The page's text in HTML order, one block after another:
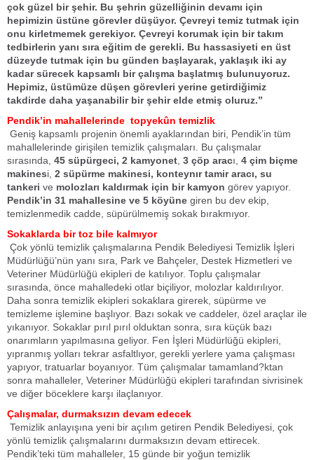
çok güzel bir şehir. Bu şehrin güzelliğinin devamı için
hepimizin üstüne görevler düşüyor. Çevreyi temiz tutmak için
onu kirletmemek gerekiyor. Çevreyi korumak için bir takım
tedbirlerin yanı sıra eğitim de gerekli. Bu hassasiyeti en üst
düzeyde tutmak için bu günden başlayarak, yaklaşık iki ay
kadar sürecek kapsamlı bir çalışma başlatmış bulunuyoruz.
Hepimiz, üstümüze düşen görevleri yerine getirdiğimiz
takdirde daha yaşanabilir bir şehir elde etmiş oluruz.”
Pendik’in mahallelerinde topyekûn temizlik
Geniş kapsamlı projenin önemli ayaklarından biri, Pendik’in tüm
mahallelerinde girişilen temizlik çalışmaları. Bu çalışmalar
sırasında, 45 süpürgeci, 2 kamyonet 3 çöp aracı, 4 çim biçme
makinesi, 2 süpürme makinesi, konteynır tamir aracı, su
tankeri ve molozları kaldırmak için bir kamyon görev yapıyor.
Pendik’in 31 mahallesine ve 5 köyüne giren bu dev ekip,
temizlenmedik cadde, süpürülmemiş sokak bırakmıyor.
Sokaklarda bir toz bile kalmıyor
Çok yönlü temizlik çalışmalarına Pendik Belediyesi Temizlik İşleri
Müdürlüğü’nün yanı sıra, Park ve Bahçeler, Destek Hizmetleri ve
Veteriner Müdürlüğü ekipleri de katılıyor. Toplu çalışmalar
sırasında, önce mahalledeki otlar biçiliyor, molozlar kaldırılıyor.
Daha sonra temizlik ekipleri sokaklara girerek, süpürme ve
temizleme işlemine başlıyor. Bazı sokak ve caddeler, özel araçlar ile
yıkanıyor. Sokaklar pırıl pırıl olduktan sonra, sıra küçük bazı
onarımların yapılmasına geliyor. Fen İşleri Müdürlüğü ekipleri,
yıpranmış yolları tekrar asfaltlıyor, gerekli yerlere yama çalışması
yapıyor, tratuarlar boyanıyor. Tüm çalışmalar tamamland?ktan
sonra mahalleler, Veteriner Müdürlüğü ekipleri tarafından sivrisinek
ve diğer böceklere karşı ilaçlanıyor.
Çalışmalar, durmaksızın devam edecek
Temizlik anlayışına yeni bir açılım getiren Pendik Belediyesi, çok
yönlü temizlik çalışmalarını durmaksızın devam ettirecek.
Pendik’teki tüm mahalleler, 15 günde bir yoğun temizlik